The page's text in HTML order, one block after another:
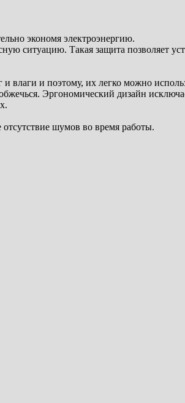
экономя электроэнергию.
ситуацию. Такая защита позволяет
влаги и поэтому, их легко можно
Эргономический дизайн
шумов во время работы.